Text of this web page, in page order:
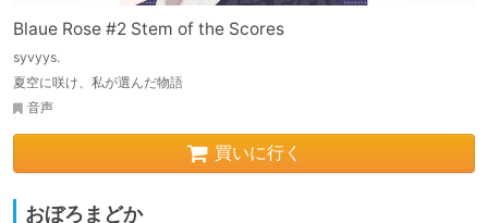
Blaue Rose #2 Stem of the Scores
syvyys.
夏空に咲け、私が選んだ物語
音声
買いに行く
おぼろまどか